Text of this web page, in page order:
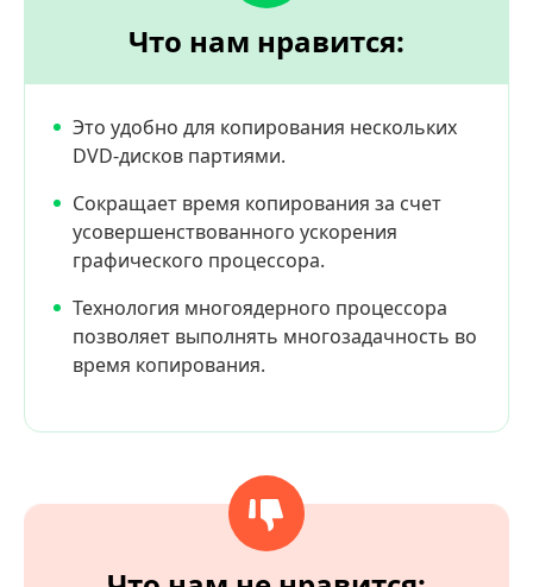
Что нам нравится:
Это удобно для копирования нескольких
DVD-дисков партиями.
Сокращает время копирования за счет
усовершенствованного ускорения
графического процессора.
Технология многоядерного процессора
позволяет выполнять многозадачность во
время копирования.